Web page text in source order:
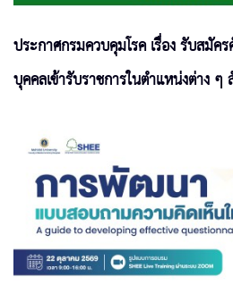
ประกาศกรมควบคุมโรค เรื่อง รับสมัค
บุคคลเข้ารับราชการในตำแหน่งต่าง ๆ